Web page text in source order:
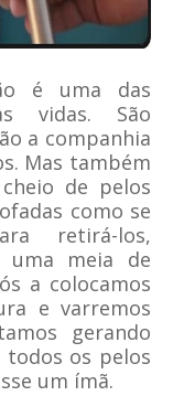
é uma das
vidas. São
a companhia
Mas também
de pelos
como se
retirá-los,
uma meia de
a colocamos
e varremos
gerando
os pelos
um ímã.